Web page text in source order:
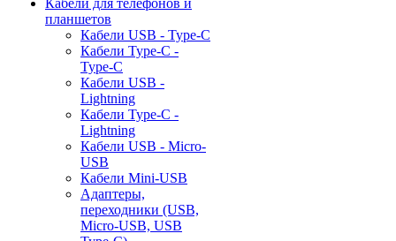
Кабели для телефонов и
планшетов
Кабели USB - Type-C
Кабели Type-C -
Type-C
Кабели USB -
Lightning
Кабели Type-C -
Lightning
Кабели USB - Micro-
USB
Кабели Mini-USB
Адаптеры,
переходники (USB,
Micro-USB, USB